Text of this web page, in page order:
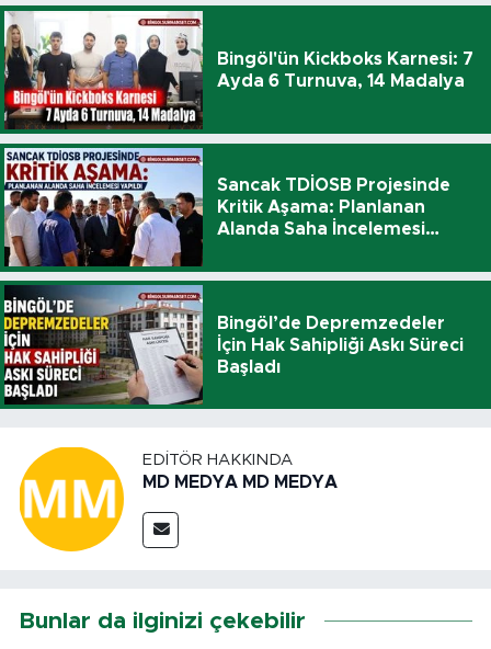
Bingöl'ün Kickboks Karnesi: 7
Ayda 6 Turnuva, 14 Madalya
Sancak TDİOSB Projesinde
Kritik Aşama: Planlanan
Alanda Saha İncelemesi
Bingöl’de Depremzedeler
İçin Hak Sahipliği Askı Süreci
Başladı
EDITÖR HAKKINDA
MD MEDYA MD MEDYA
Bunlar da ilginizi çekebilir